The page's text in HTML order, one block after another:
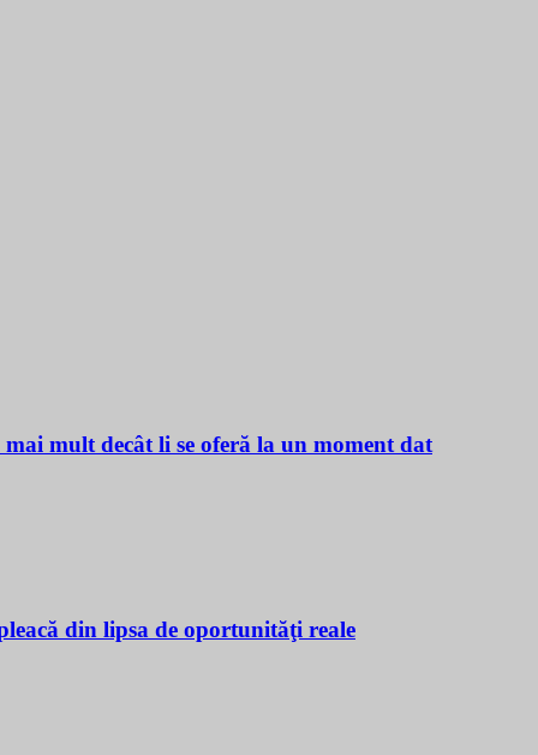
mult decât li se oferă la un moment dat
din lipsa de oportunităţi reale